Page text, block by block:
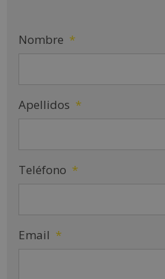
Nombre *
Apellidos *
Teléfono *
Email *